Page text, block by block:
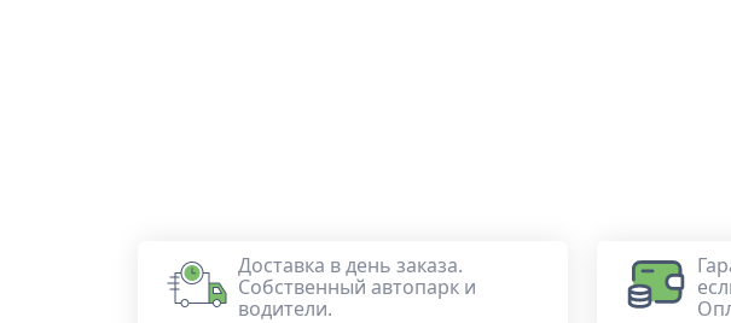
Доставка в день заказа.
Собственный автопарк и
водители.